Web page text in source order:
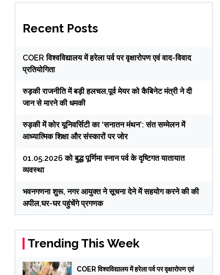
Recent Posts
COER विश्वविद्यालय में हरेला पर्व पर वृक्षारोपण एवं वाद-विवाद
प्रतियोगिता
रुड़की राजनीति में बड़ी हलचल,पूर्व मेयर को कैबिनेट मंत्री ने दी
जान से मारने की धमकी
रुड़की में कोर यूनिवर्सिटी का ‘सनातन मंथन’: संत सम्मेलन में
आध्यात्मिक शिक्षा और संस्कारों पर जोर
01.05.2026 को बुद्ध पूर्णिमा स्नान पर्व के दृष्टिगत यातायात
व्यवस्था
भवनगणना शुरू, नगर आयुक्त ने सूचना देने में सहयोग करने की की
अपील,घर-घर पहुंचेंगे प्रगणक
Trending This Week
COER विश्वविद्यालय में हरेला पर्व पर वृक्षारोपण एवं